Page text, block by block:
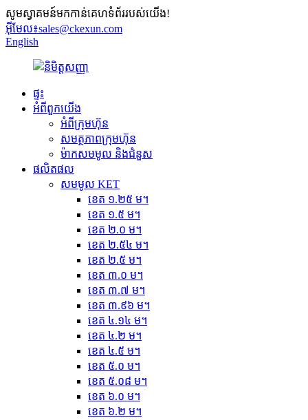
សូមស្វាគមន៍មកកាន់គេហទំព័ររបស់យើង!
អ៊ីមែល៖sales@ckexun.com
English
ផ្ទះ
អំពី​ពួក​យើង
អំពីក្រុមហ៊ុន
សមត្ថភាពក្រុមហ៊ុន
ម៉ាកសមមូល និងជំនួស
ផលិតផល
សមមូល KET
ខេត ១.២៥ ម។
ខេត ១.៥ ម។
ខេត ២.០ ម។
ខេត ២.៥៤ ម។
ខេត ២.៥ ម។
ខេត ៣.០ ម។
ខេត ៣.៧ ម។
ខេត ៣.៩៦ ម។
ខេត ៤.១៤ ម។
ខេត ៤.២ ម។
ខេត ៤.៥ ម។
ខេត ៥.០ ម។
ខេត ៥.០៨ ម។
ខេត ៦.០ ម។
ខេត ៦.២ ម។